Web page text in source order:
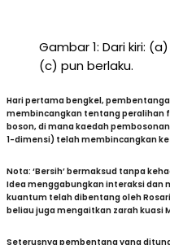
Gambar 1: Dari kiri:
(c) pun berlaku.
Hari pertama bengkel,
membincangkan tentang peralihan
boson, di mana kaedah
1-dimensi) telah membincangkan
Nota: ‘Bersih’ bermaksud tanpa
Idea menggabungkan interaksi
kuantum telah dibentang oleh
beliau juga mengaitkan zarah kuasi
Seterusnya pembentang yang